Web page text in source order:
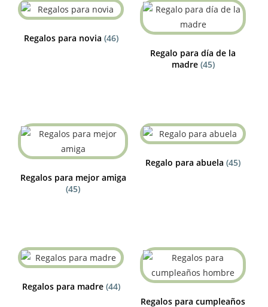
Regalos para novia (46)
Regalo para día de la
madre (45)
Regalos para mejor amiga
(45)
Regalo para abuela (45)
Regalos para madre (44)
Regalos para cumpleaños